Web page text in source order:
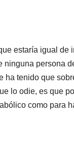
estaría igual
ninguna persona
ha tenido que
lo odie, es que
como para